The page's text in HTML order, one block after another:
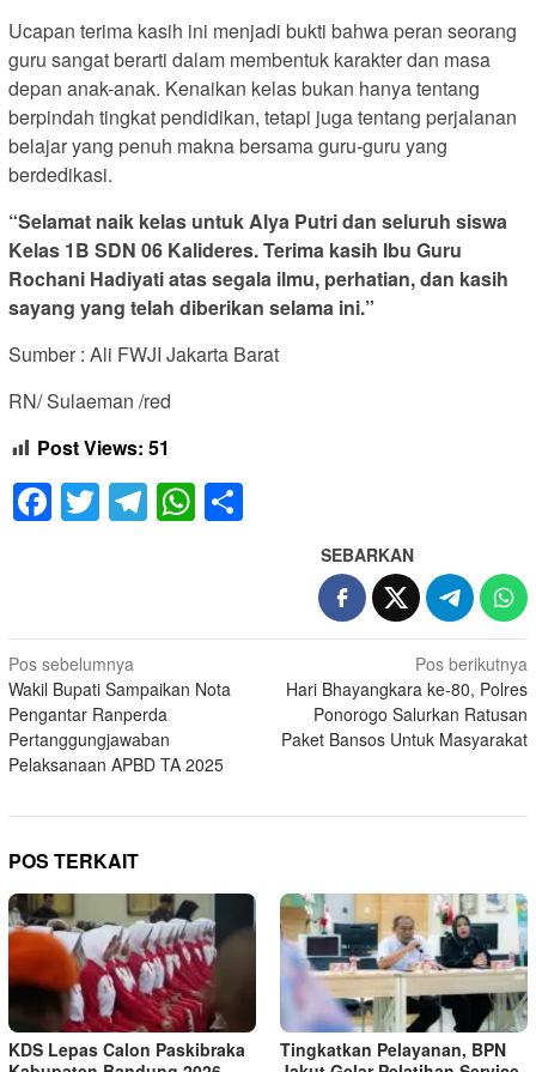
Ucapan terima kasih ini menjadi bukti bahwa peran seorang
guru sangat berarti dalam membentuk karakter dan masa
depan anak-anak. Kenaikan kelas bukan hanya tentang
berpindah tingkat pendidikan, tetapi juga tentang perjalanan
belajar yang penuh makna bersama guru-guru yang
berdedikasi.
“Selamat naik kelas untuk Alya Putri dan seluruh siswa
Kelas 1B SDN 06 Kalideres. Terima kasih Ibu Guru
Rochani Hadiyati atas segala ilmu, perhatian, dan kasih
sayang yang telah diberikan selama ini.”
Sumber : Ali FWJI Jakarta Barat
RN/ Sulaeman /red
Post Views: 51
Facebook
Twitter
Telegram
WhatsApp
SEBARKAN
Navigasi
pos
Pos sebelumnya
Wakil Bupati Sampaikan Nota
Pengantar Ranperda
Pertanggungjawaban
Pelaksanaan APBD TA 2025
Pos berikutnya
Hari Bhayangkara ke-80, Polres
Ponorogo Salurkan Ratusan
Paket Bansos Untuk Masyarakat
POS TERKAIT
KDS Lepas Calon Paskibraka
Tingkatkan Pelayanan, BPN